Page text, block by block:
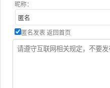
昵称：
匿名发表 返回首页